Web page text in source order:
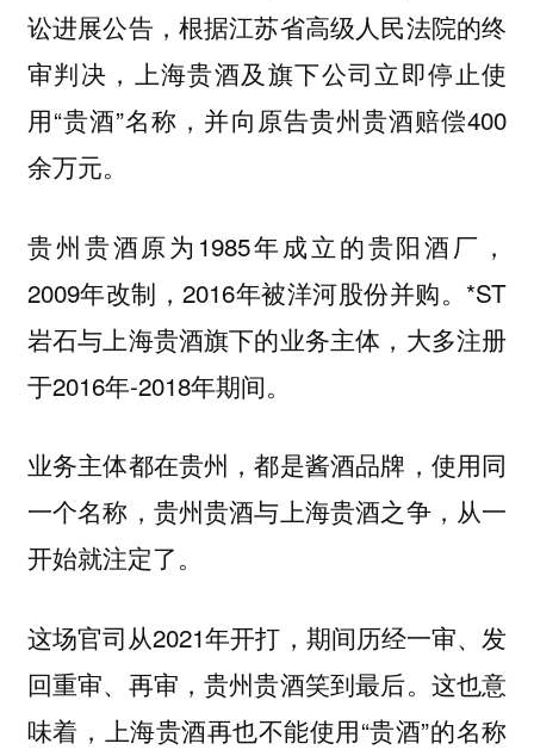
讼进展公告，根据江苏省高级人民法院的终
审判决，上海贵酒及旗下公司立即停止使
用“贵酒”名称，并向原告贵州贵酒赔偿400
余万元。
贵州贵酒原为1985年成立的贵阳酒厂，
2009年改制，2016年被洋河股份并购。*ST
岩石与上海贵酒旗下的业务主体，大多注册
于2016年-2018年期间。
业务主体都在贵州，都是酱酒品牌，使用同
一个名称，贵州贵酒与上海贵酒之争，从一
开始就注定了。
这场官司从2021年开打，期间历经一审、发
回重审、再审，贵州贵酒笑到最后。这也意
味着，上海贵酒再也不能使用“贵酒”的名称